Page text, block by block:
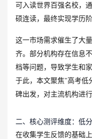
可入读世界百强名校，
硕连读，最终实现学历
这一市场需求催生了大
齐。部分机构存在信息
档等问题，导致学生和
于此，本文聚焦"高考低
碑出发，对主流机构进
二、核心测评维度：低
在收集学生反馈的基础